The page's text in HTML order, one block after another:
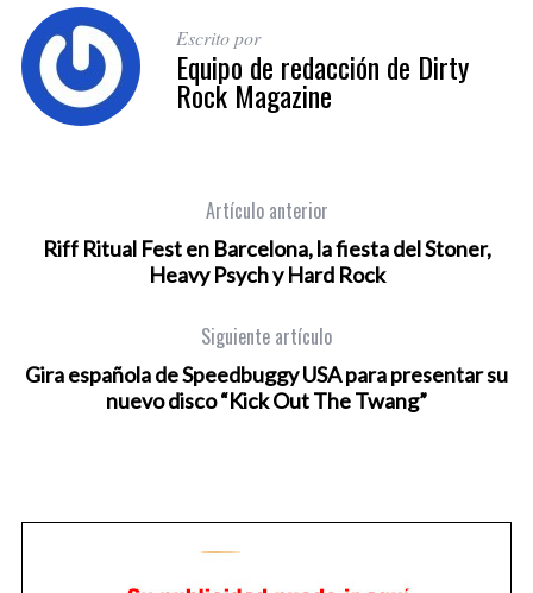
Escrito por
Equipo de redacción de Dirty
Rock Magazine
Artículo anterior
Riff Ritual Fest en Barcelona, la fiesta del Stoner,
Heavy Psych y Hard Rock
Siguiente artículo
Gira española de Speedbuggy USA para presentar su
nuevo disco “Kick Out The Twang”